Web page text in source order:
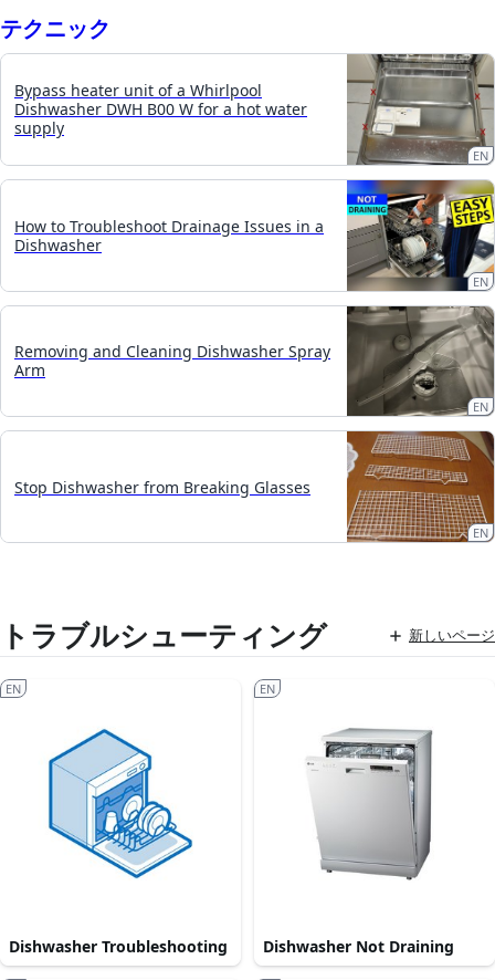
テクニック
Bypass heater unit of a Whirlpool
Dishwasher DWH B00 W for a hot water
supply
EN
How to Troubleshoot Drainage Issues in a
Dishwasher
EN
Removing and Cleaning Dishwasher Spray
Arm
EN
Stop Dishwasher from Breaking Glasses
EN
トラブルシューティング 新しいページ
Dishwasher Troubleshooting
EN
Dishwasher Not Draining
EN